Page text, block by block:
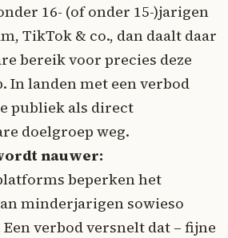
16- (of onder 15-)jarigen
TikTok & co., dan daalt daar
bereik voor precies deze
In landen met een verbod
publiek als direct
doelgroep weg.
nauwer:
beperken het
minderjarigen sowieso
Een verbod versnelt dat – fijne